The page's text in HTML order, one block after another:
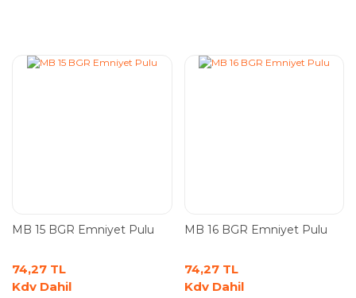
MB 15 BGR Emniyet Pulu
74,27 TL
Kdv Dahil
MB 16 BGR Emniyet Pulu
74,27 TL
Kdv Dahil